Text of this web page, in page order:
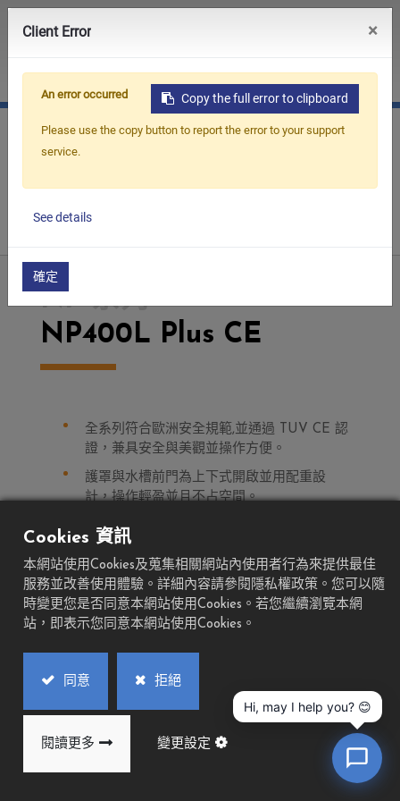
JP 簡中
NP400L Plus CE
NP 系列
全系列符合歐洲安全規範,並通過 TUV CE 認
證，兼具安全與美觀並操作方便。
護罩與水槽前門為上下式開啟並用配重設
計，操作輕盈並且不占空間。
Play
下載 PDF
加入詢價車
Cookies 資訊
本網站使用Cookies及蒐集相關網站內使用者行為來提供最佳
服務並改善使用體驗。詳細內容請參閱隱私權政策。您可以隨
時變更您是否同意本網站使用Cookies。若您繼續瀏覽本網
站，即表示您同意本網站使用Cookies。
同意 拒絕
閱讀更多 變更設定
Hi, may I help you? 😊
Client Error ×
Copy the full error to clipboard
An error occurred
Please use the copy button to report the error to your support
service.
See details
確定